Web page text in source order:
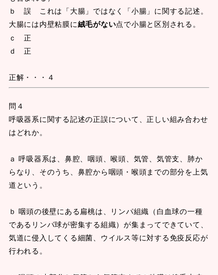
ｂ 誤 これは「大腸」ではなく「小腸」に関する記述。
大腸には内壁粘膜に絨毛がない点で小腸と区別される。
ｃ 正
ｄ 正
正解・・・４
問４
呼吸器系に関する記述の正誤について、正しい組み合わせ
はどれか。
ａ 呼吸器系は、鼻腔、咽頭、喉頭、気管、気管支、肺か
らなり、そのうち、鼻腔から咽頭・喉頭までの部分を上気
道という。
ｂ 咽頭の後壁にある扁桃は、リンパ組織（白血球の一種
であるリンパ球が密集する組織）が集まってできていて、
気道に侵入してくる細菌、ウイルス等に対する免疫反応が
行われる。